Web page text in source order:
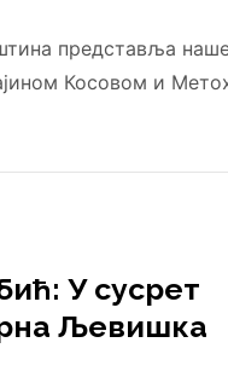
представља
Косовом и
У сусрет
Љевишка